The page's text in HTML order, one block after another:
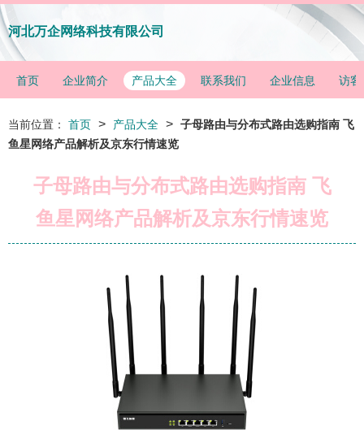
河北万企网络科技有限公司
首页 企业简介 产品大全 联系我们 企业信息 访客
当前位置： 首页 > 产品大全 > 子母路由与分布式路由选购指南 飞
鱼星网络产品解析及京东行情速览
子母路由与分布式路由选购指南 飞
鱼星网络产品解析及京东行情速览